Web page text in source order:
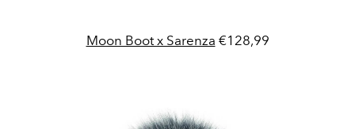
Moon Boot x Sarenza €128,99